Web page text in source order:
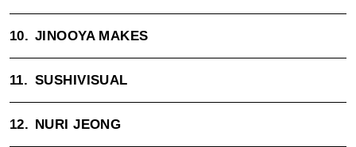
10. JINOOYA MAKES
11. SUSHIVISUAL
12. NURI JEONG